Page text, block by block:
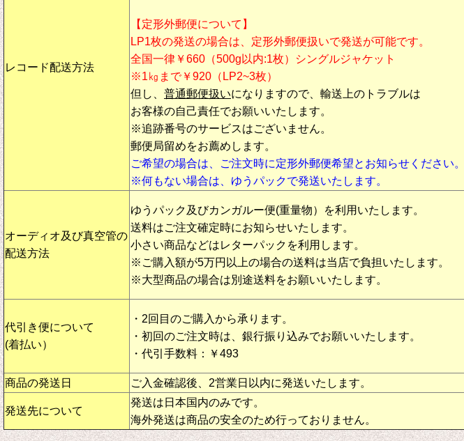
レコード配送方法
【定形外郵便について】
LP1枚の発送の場合は、定形外郵便扱いで発送が可能です。
全国一律￥660（500g以内:1枚）シングルジャケット
※1㎏まで￥920（LP2~3枚）
但し、 普通郵便扱いになりますので、輸送上のトラブルは
お客様の自己責任でお願いいたします。
※追跡番号のサービスはございません。
郵便局留めをお薦めします。
ご希望の場合は、ご注文時に定形外郵便希望とお知らせください。
※何もない場合は、ゆうパックで発送いたします。
オーディオ及び真空管の
配送方法
ゆうパック及びカンガルー便(重量物）を利用いたします。
送料はご注文確定時にお知らせいたします。
小さい商品などはレターパックを利用します。
※ご購入額が5万円以上の場合の送料は当店で負担いたします。
※大型商品の場合は別途送料をお願いいたします。
代引き便について
(着払い）
・2回目のご購入から承ります。
・初回のご注文時は、銀行振り込みでお願いいたします。
・代引手数料：￥493
商品の発送日 ご入金確認後、2営業日以内に発送いたします。
発送先について
発送は日本国内のみです。
海外発送は商品の安全のため行っておりません。